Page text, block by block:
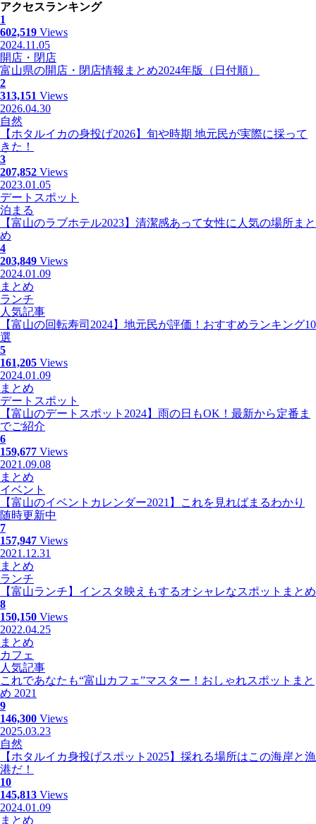
アクセスランキング
1
602,519 Views
2024.11.05
開店・閉店
富山県の開店・閉店情報まとめ2024年版（日付順）
2
313,151 Views
2026.04.30
自然
【ホタルイカの身投げ2026】旬や時期 地元民が実際に採って
きた！
3
207,852 Views
2023.01.05
デートスポット
泊まる
【富山のラブホテル2023】清潔感あって女性に人気の場所まと
め
4
203,849 Views
2024.01.09
まとめ
ランチ
人気記事
【富山の回転寿司2024】地元民が評価！おすすめランキング10
選
5
161,205 Views
2024.01.09
まとめ
デートスポット
【富山のデートスポット2024】雨の日もOK！最新から定番ま
でご紹介
6
159,677 Views
2021.09.08
まとめ
イベント
【富山のイベントカレンダー2021】これを見ればまるわかり
随時更新中
7
157,947 Views
2021.12.31
まとめ
ランチ
【富山ランチ】インスタ映えもするオシャレなスポットまとめ
8
150,150 Views
2022.04.25
まとめ
カフェ
人気記事
これであなたも“富山カフェ”マスター！おしゃれスポットまと
め 2021
9
146,300 Views
2025.03.23
自然
【ホタルイカ身投げスポット2025】採れる場所はこの海岸と漁
港だ！
10
145,813 Views
2024.01.09
まとめ